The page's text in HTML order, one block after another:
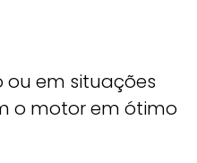
ou em situações
o motor em ótimo